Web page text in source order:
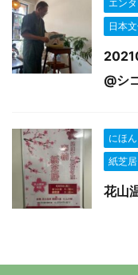
エンタ
日本
@シ
にほ
紙芝居
花山